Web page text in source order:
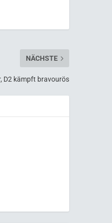
NÄCHSTE
D2 kämpft bravourös